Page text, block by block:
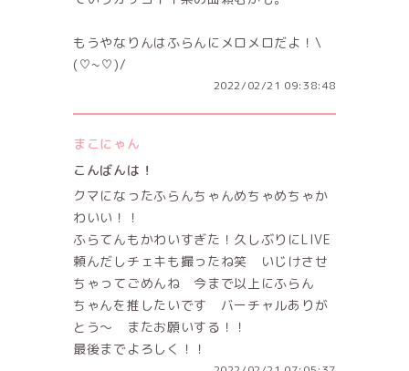
もうやなりんはふらんにメロメロだよ！\
(♡~♡)/
2022/02/21 09:38:48
まこにゃん
こんばんは！
クマになったふらんちゃんめちゃめちゃか
わいい！！
ふらてんもかわいすぎた！久しぶりにLIVE
頼んだしチェキも撮ったね笑 いじけさせ
ちゃってごめんね 今まで以上にふらん
ちゃんを推したいです バーチャルありが
とう〜 またお願いする！！
最後までよろしく！！